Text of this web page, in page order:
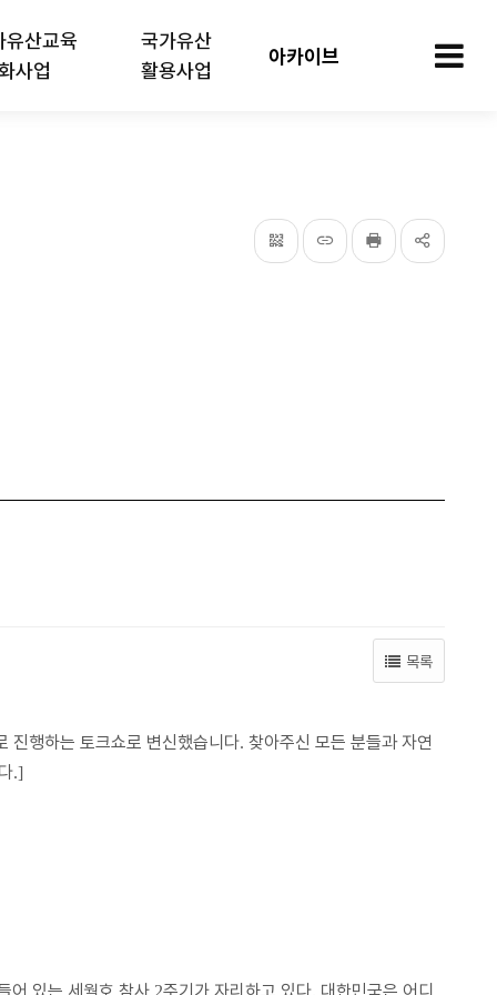
유산교육
사업
국가유산
활용사업
아카이브
QRcode 주소복사 프린터
목록
진행하는 토크쇼로 변신했습니다. 찾아주신 모든 분들과 자연
.]
2 .